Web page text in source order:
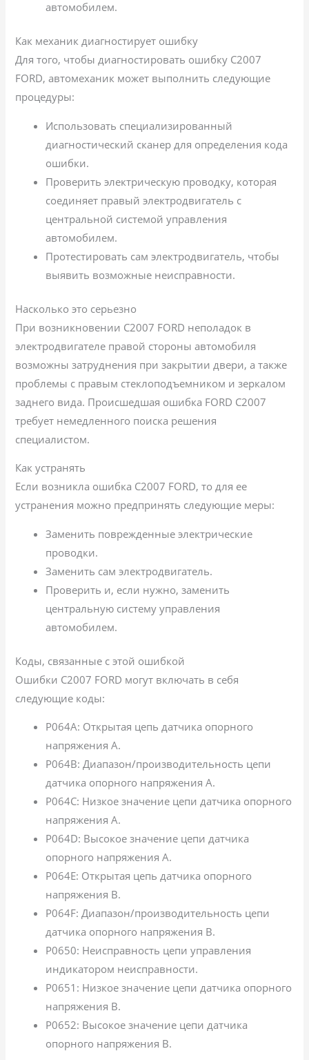
автомобилем.
Как механик диагностирует ошибку
Для того, чтобы диагностировать ошибку C2007
FORD, автомеханик может выполнить следующие
процедуры:
Использовать специализированный
диагностический сканер для определения кода
ошибки.
Проверить электрическую проводку, которая
соединяет правый электродвигатель с
центральной системой управления
автомобилем.
Протестировать сам электродвигатель, чтобы
выявить возможные неисправности.
Насколько это серьезно
При возникновении C2007 FORD неполадок в
электродвигателе правой стороны автомобиля
возможны затруднения при закрытии двери, а также
проблемы с правым стеклоподъемником и зеркалом
заднего вида. Происшедшая ошибка FORD C2007
требует немедленного поиска решения
специалистом.
Как устранять
Если возникла ошибка C2007 FORD, то для ее
устранения можно предпринять следующие меры:
Заменить поврежденные электрические
проводки.
Заменить сам электродвигатель.
Проверить и, если нужно, заменить
центральную систему управления
автомобилем.
Коды, связанные с этой ошибкой
Ошибки C2007 FORD могут включать в себя
следующие коды:
P064A: Открытая цепь датчика опорного
напряжения A.
P064B: Диапазон/производительность цепи
датчика опорного напряжения A.
P064C: Низкое значение цепи датчика опорного
напряжения A.
P064D: Высокое значение цепи датчика
опорного напряжения A.
P064E: Открытая цепь датчика опорного
напряжения B.
P064F: Диапазон/производительность цепи
датчика опорного напряжения B.
P0650: Неисправность цепи управления
индикатором неисправности.
P0651: Низкое значение цепи датчика опорного
напряжения B.
P0652: Высокое значение цепи датчика
опорного напряжения B.